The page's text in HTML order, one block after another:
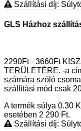
Szállítási díj:
GLS Házhoz
2290Ft - 3660Ft
TERÜLETÉRE. -a
számára szóló
szállítási mód csak
A termék súlya 0.30
esetében 2 290 Ft.
Szállítási díj: